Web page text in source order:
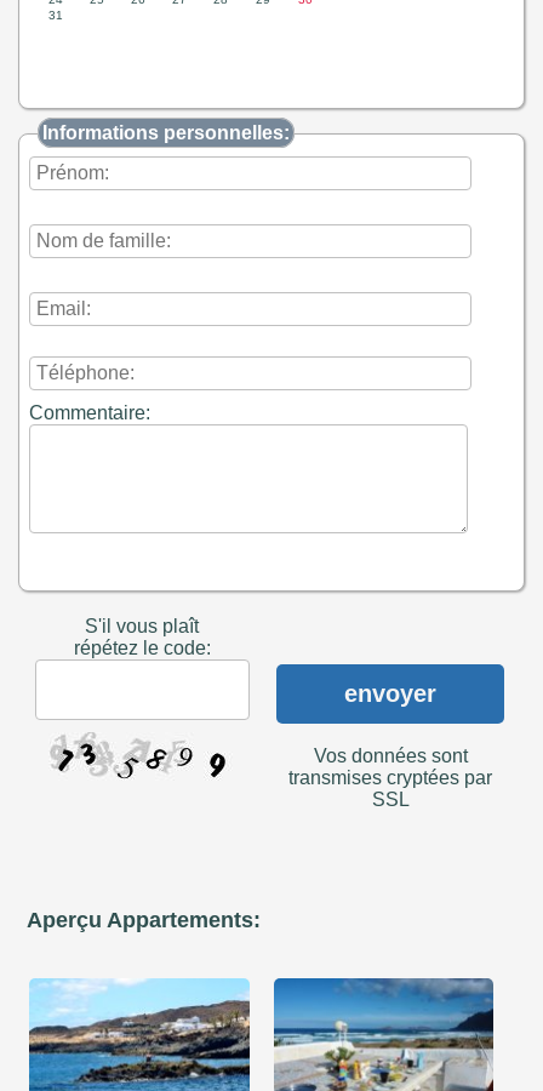
Informations personnelles:
Commentaire:
S'il vous plaît
répétez le code:
envoyer
Vos données sont
transmises cryptées par
SSL
Aperçu Appartements: